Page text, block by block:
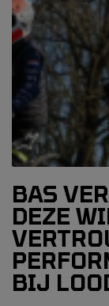
BAS
DEZE
BIJ